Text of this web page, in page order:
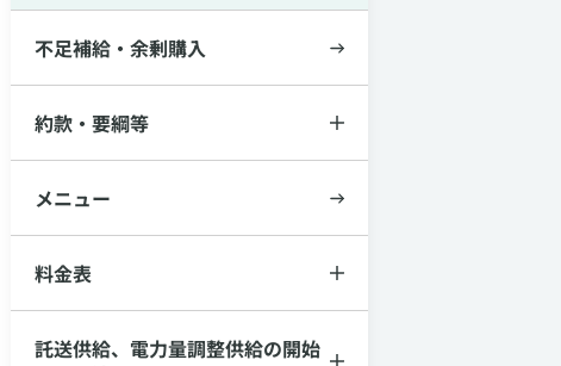
不足補給・余剰購入
約款・要綱等
メニュー
料金表
託送供給、電力量調整供給の開始